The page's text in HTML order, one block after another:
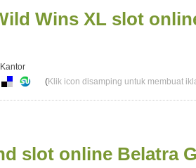
Wins XL slot
(Klik icon disamping untuk membuat
slot online Belatra